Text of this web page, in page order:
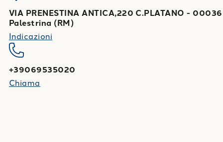
VIA PRENESTINA ANTICA,220 C.PLATANO - 00036
Palestrina (RM)
Indicazioni
+39069535020
Chiama